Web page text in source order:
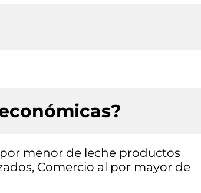
menor de leche productos
Comercio al por mayor de